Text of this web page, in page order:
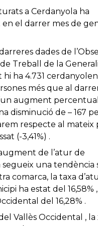
a Cerdanyola ha
el darrer mes de
dades de
Treball de la
ha 4.731
més que al
augment
disminució de – 167
respecte al mateix
(-3,41%) .
de l’atur de
una tendència
comarca, la taxa
ha estat del 16,58%
del 16,28% .
Vallès Occidental , la